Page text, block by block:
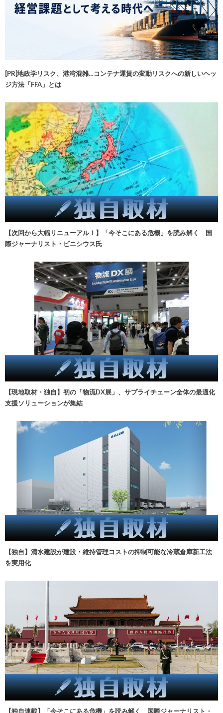
[PR]地政学リスク、港湾混雑…コンテナ運賃の変動リスクへの新しいヘッ
ジ方法「FFA」とは
【次回から大幅リニューアル！】「今そこにある危機」を読み解く 国
際ジャーナリスト・ビニシウス氏
【現地取材・独自】初の「物流DX展」、サプライチェーン全体の最適化
支援ソリューションが集結
【独自】清水建設が建設・維持管理コストの抑制可能な冷蔵倉庫新工法
を実用化
【独自連載】「今そこにある危機」を読み解く 国際ジャーナリスト・